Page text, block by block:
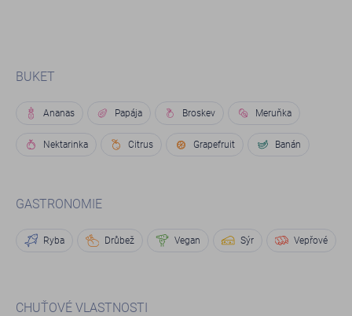
BUKET
Ananas Papája Broskev Meruňka
Nektarinka Citrus Grapefruit Banán
GASTRONOMIE
Ryba Drůbež Vegan Sýr Vepřové
CHUŤOVÉ VLASTNOSTI